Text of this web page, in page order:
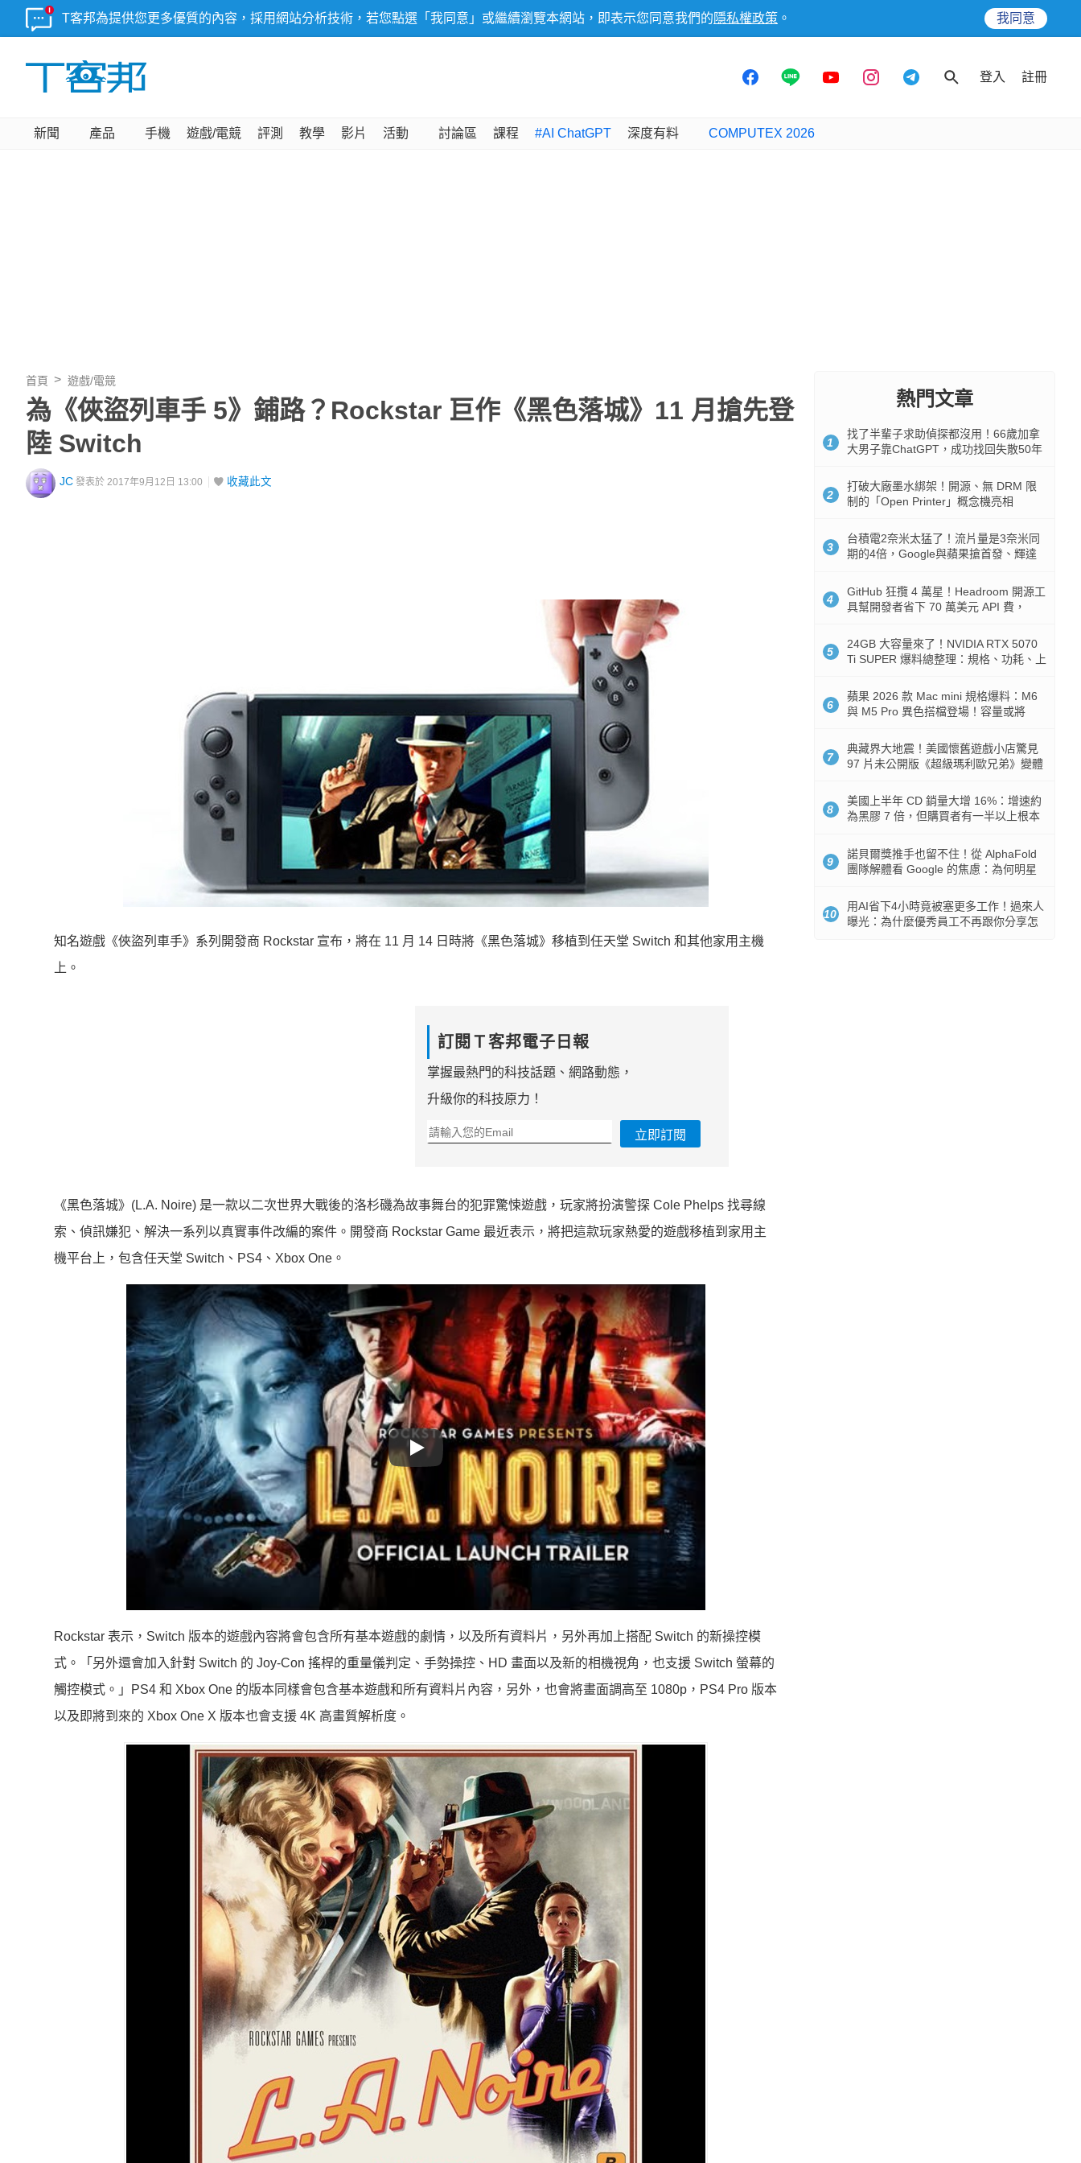
T客邦為提供您更多優質的內容，採用網站分析技術，若您點選「我同意」或繼續瀏覽本網站，即表示您同意我們的 隱私權政策 。 我同意
登入 註冊
新聞 產品 手機 遊戲/電競 評測 教學 影片 活動 討論區 課程 #AI ChatGPT 深度有料 COMPUTEX 2026
首頁 遊戲/電競
為《俠盜列車手 5》鋪路？Rockstar 巨作《黑色落城》11 月搶先登
陸 Switch
JC 發表於 2017年9月12日 13:00 收藏此文
知名遊戲《俠盜列車手》系列開發商 Rockstar 宣布，將在 11 月 14 日時將《黑色落城》移植到任天堂 Switch 和其他家用主機
上。
訂閱Ｔ客邦電子日報
掌握最熱門的科技話題、網路動態，
升級你的科技原力！
立即訂閱
《黑色落城》(L.A. Noire) 是一款以二次世界大戰後的洛杉磯為故事舞台的犯罪驚悚遊戲，玩家將扮演警探 Cole Phelps 找尋線
索、偵訊嫌犯、解決一系列以真實事件改編的案件。開發商 Rockstar Game 最近表示，將把這款玩家熱愛的遊戲移植到家用主
機平台上，包含任天堂 Switch、PS4、Xbox One。
Play
Rockstar 表示，Switch 版本的遊戲內容將會包含所有基本遊戲的劇情，以及所有資料片，另外再加上搭配 Switch 的新操控模
式。「另外還會加入針對 Switch 的 Joy-Con 搖桿的重量儀判定、手勢操控、HD 畫面以及新的相機視角，也支援 Switch 螢幕的
觸控模式。」PS4 和 Xbox One 的版本同樣會包含基本遊戲和所有資料片內容，另外，也會將畫面調高至 1080p，PS4 Pro 版本
以及即將到來的 Xbox One X 版本也會支援 4K 高畫質解析度。
熱門文章
1
找了半輩子求助偵探都沒用！66歲加拿
大男子靠ChatGPT，成功找回失散50年
2
打破大廠墨水綁架！開源、無 DRM 限
制的「Open Printer」概念機亮相
3
台積電2奈米太猛了！流片量是3奈米同
期的4倍，Google與蘋果搶首發、輝達
4
GitHub 狂攬 4 萬星！Headroom 開源工
具幫開發者省下 70 萬美元 API 費，
5
24GB 大容量來了！NVIDIA RTX 5070
Ti SUPER 爆料總整理：規格、功耗、上
6
蘋果 2026 款 Mac mini 規格爆料：M6
與 M5 Pro 異色搭檔登場！容量或將
7
典藏界大地震！美國懷舊遊戲小店驚見
97 片未公開版《超級瑪利歐兄弟》變體
8
美國上半年 CD 銷量大增 16%：增速約
為黑膠 7 倍，但購買者有一半以上根本
9
諾貝爾獎推手也留不住！從 AlphaFold
團隊解體看 Google 的焦慮：為何明星
10
用AI省下4小時竟被塞更多工作！過來人
曝光：為什麼優秀員工不再跟你分享怎